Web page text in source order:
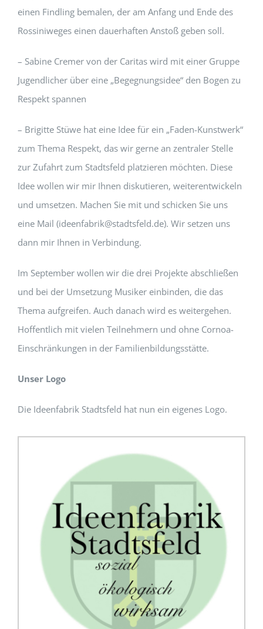
einen Findling bemalen, der am Anfang und Ende des
Rossiniweges einen dauerhaften Anstoß geben soll.
– Sabine Cremer von der Caritas wird mit einer Gruppe
Jugendlicher über eine „Begegnungsidee“ den Bogen zu
Respekt spannen
– Brigitte Stüwe hat eine Idee für ein „Faden-Kunstwerk“
zum Thema Respekt, das wir gerne an zentraler Stelle
zur Zufahrt zum Stadtsfeld platzieren möchten. Diese
Idee wollen wir mir Ihnen diskutieren, weiterentwickeln
und umsetzen. Machen Sie mit und schicken Sie uns
eine Mail (ideenfabrik@stadtsfeld.de). Wir setzen uns
dann mir Ihnen in Verbindung.
Im September wollen wir die drei Projekte abschließen
und bei der Umsetzung Musiker einbinden, die das
Thema aufgreifen. Auch danach wird es weitergehen.
Hoffentlich mit vielen Teilnehmern und ohne Cornoa-
Einschränkungen in der Familienbildungsstätte.
Unser Logo
Die Ideenfabrik Stadtsfeld hat nun ein eigenes Logo.